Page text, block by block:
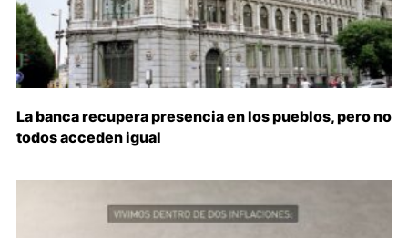
La banca recupera presencia en los pueblos, pero no
todos acceden igual